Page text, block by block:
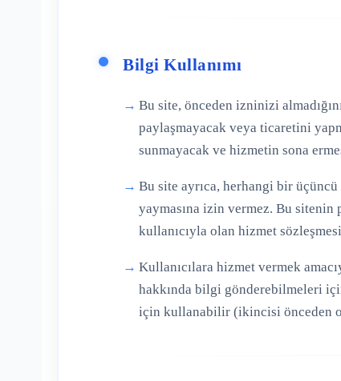
Bilgi Kullanımı
Bu site, önceden izninizi
paylaşmayacak veya ticaretini
sunmayacak ve hizmetin sona
Bu site ayrıca, herhangi bir
yaymasına izin vermez. Bu
kullanıcıyla olan hizmet
Kullanıcılara hizmet vermek
hakkında bilgi gönderebilmeleri
için kullanabilir (ikincisi önceden